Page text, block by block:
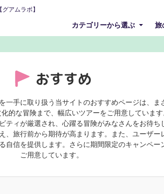
アムラボ】
カテゴリーから選ぶ 旅
おすすめ
一手に取り扱う当サイトのおすすめページは、ま
的な冒険まで、幅広いツアーをご用意していま
ティが厳選され、心躍る冒険がみなさんをお待
、旅行前から期待が高まります。また、ユーザー
自信を提供します。さらに期間限定のキャンペー
ご用意しています。